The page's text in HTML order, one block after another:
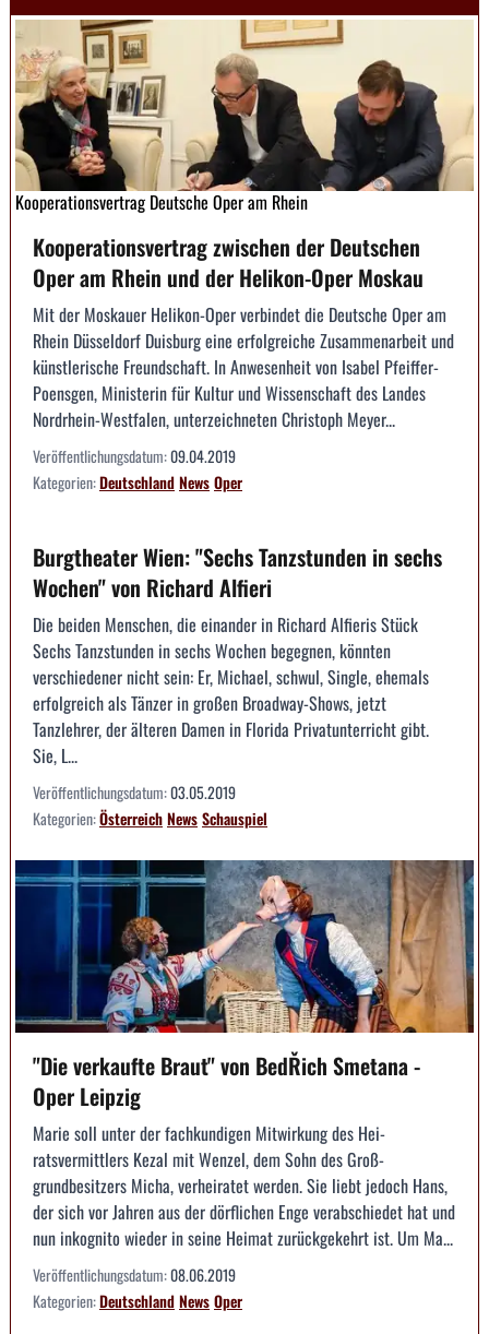
Kooperationsvertrag Deutsche Oper am Rhein
Kooperationsvertrag zwischen der Deutschen
Oper am Rhein und der Helikon-Oper Moskau
Mit der Moskauer Helikon-Oper verbindet die Deutsche Oper am
Rhein Düsseldorf Duisburg eine erfolg­reiche Zusammenarbeit und
künstlerische Freundschaft. In Anwesenheit von Isabel Pfeiffer-
Poensgen, Ministerin für Kultur und Wissenschaft des Landes
Nordrhein-Westfalen, unterzeichneten Christoph Meyer...
Veröffentlichungsdatum:09.04.2019
Kategorien:DeutschlandNewsOper
Burgtheater Wien: "Sechs Tanzstunden in sechs
Wochen" von Richard Alfieri
Die beiden Menschen, die einander in Richard Alfieris Stück
Sechs Tanzstunden in sechs Wochen begegnen, könnten
verschiedener nicht sein: Er, Michael, schwul, Single, ehemals
erfolgreich als Tänzer in großen Broadway-Shows, jetzt
Tanzlehrer, der älteren Damen in Florida Privatunterricht gibt.
Sie, L...
Veröffentlichungsdatum:03.05.2019
Kategorien:ÖsterreichNewsSchauspiel
"Die verkaufte Braut" von BedŘich Smetana -
Oper Leipzig
Marie soll unter der fachkundigen Mitwirkung des Hei­
ratsvermittlers Kezal mit Wenzel, dem Sohn des Groß­
grundbesitzers Micha, verheiratet werden. Sie liebt ­jedoch Hans,
der sich vor Jahren aus der dörfli­chen Enge verabschiedet hat und
nun inkognito ­wieder in seine Heimat zurückgekehrt ist. Um Ma...
Veröffentlichungsdatum:08.06.2019
Kategorien:DeutschlandNewsOper